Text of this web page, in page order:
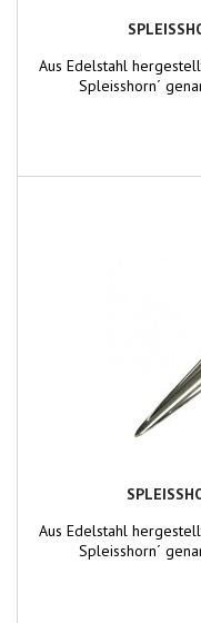
Aus Edelstahl
Spleisshorn´
Aus Edelstahl
Spleisshorn´